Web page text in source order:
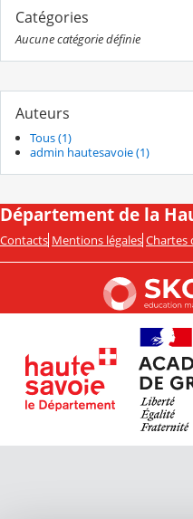
Catégories
Aucune catégorie définie
Auteurs
Tous (1)
admin hautesavoie (1)
Département de la
Contacts Mentions légales Chartes